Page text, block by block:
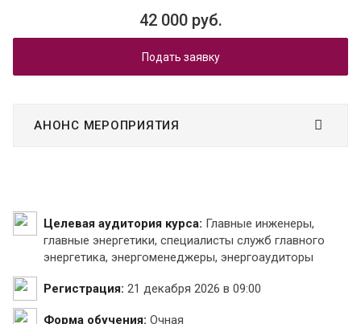
42 000 руб.
Подать заявку
АНОНС МЕРОПРИЯТИЯ
Целевая аудитория курса: Главные инженеры,
главные энергетики, специалисты служб главного
энергетика, энергоменеджеры, энергоаудиторы
Регистрация: 21 декабря 2026 в 09:00
Форма обучения: Очная